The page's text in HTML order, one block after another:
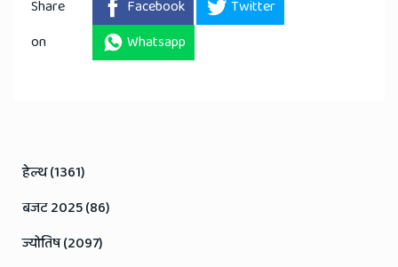
Share
on
Facebook
Twitter
Whatsapp
हेल्थ (1361)
बजट 2025 (86)
ज्योतिष (2097)